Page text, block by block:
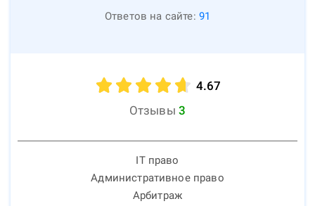
Ответов на сайте: 91
4.67
Отзывы 3
IT право
Административное право
Арбитраж